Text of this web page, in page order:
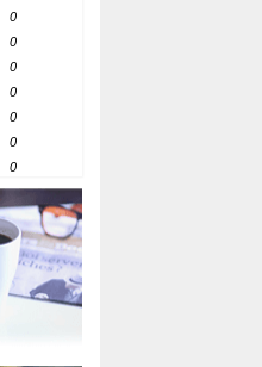
0
0
0
0
0
0
0